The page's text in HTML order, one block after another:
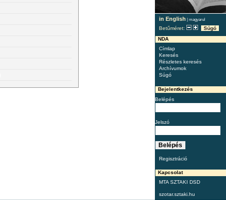
in English | magyarul
Betűméret:
Súgó
NDA
Címlap
Keresés
Részletes keresés
Archívumok
Súgó
Bejelentkezés
Belépés
Jelszó
Regisztráció
Kapcsolat
MTA SZTAKI DSD
szotar.sztaki.hu